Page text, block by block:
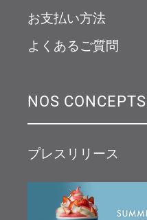
お支払い方法
よくあるご質問
NOS CONCEPTS
プレスリリース